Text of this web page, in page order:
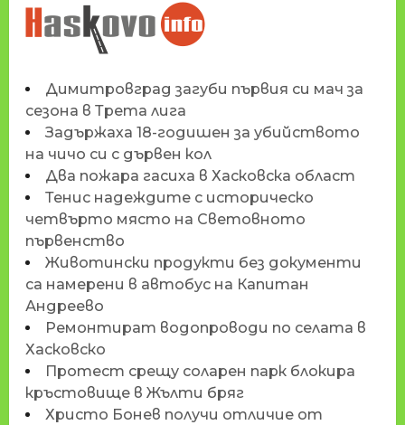
НОВИНИТЕ НА
HASKOVO.INFO
Димитровград загуби първия си мач за
сезона в Трета лига
Задържаха 18-годишен за убийството
на чичо си с дървен кол
Два пожара гасиха в Хасковска област
Тенис надеждите с историческо
четвърто място на Световното
първенство
Животински продукти без документи
са намерени в автобус на Капитан
Андреево
Ремонтират водопроводи по селата в
Хасковско
Протест срещу соларен парк блокира
кръстовище в Жълти бряг
Христо Бонев получи отличие от